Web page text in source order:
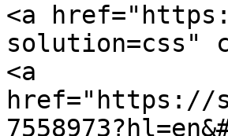
<a
solution=css"
<a
href="https://